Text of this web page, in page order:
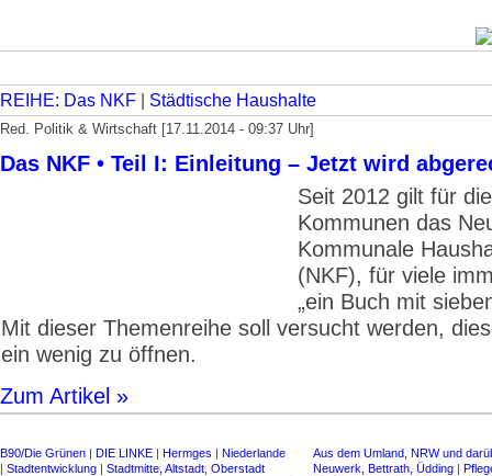
REIHE: Das NKF Städtische Haushalte
Red. Politik & Wirtschaft [17.11.2014 - 09:37 Uhr]
Das NKF • Teil I: Einleitung – Jetzt wird
Seit 2012 gilt für
Kommunen das
Kommunale
(NKF), für viele
„ein Buch mit
Mit dieser Themenreihe soll versucht werden,
ein wenig zu öffnen.
Zum Artikel »
B90/Die Grünen | DIE LINKE | Hermges | Niederlande
| Stadtentwicklung | Stadtmitte, Altstadt, Oberstadt
Aus dem Umland, NRW und
Neuwerk, Bettrath, Üdding |